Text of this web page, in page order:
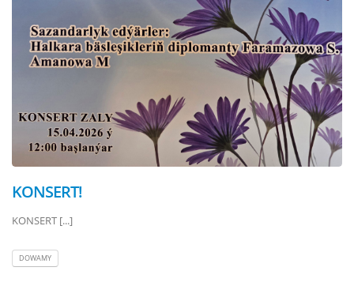
KONSERT!
KONSERT [...]
DOWAMY